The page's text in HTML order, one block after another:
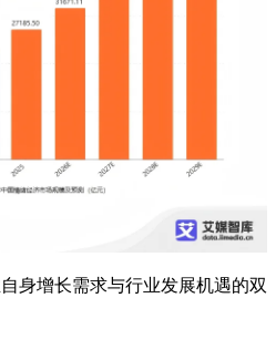
增长需求与行业发展机遇的双